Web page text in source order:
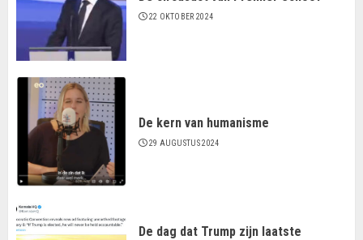
22 OKTOBER 2024
De kern van humanisme
29 AUGUSTUS 2024
De dag dat Trump zijn laatste